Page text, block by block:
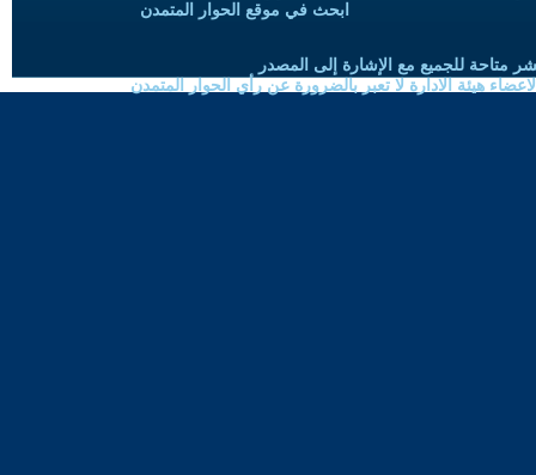
ابحث في موقع الحوار المتمدن
متاحة للجميع مع الإشارة إلى المصدر
هيئة الادارة لا تعبر بالضرورة عن رأي الحوار المتمدن